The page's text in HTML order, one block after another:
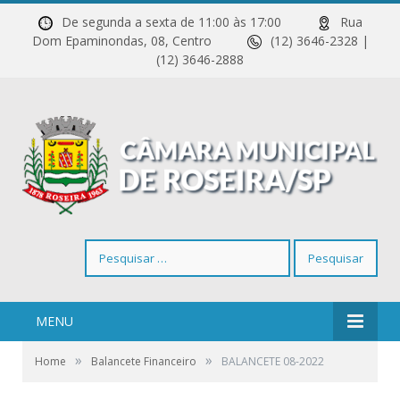
De segunda a sexta de 11:00 às 17:00
Rua
Dom Epaminondas, 08, Centro
(12) 3646-2328 |
(12) 3646-2888
por:
MENU
Home » Balancete Financeiro » BALANCETE 08-2022